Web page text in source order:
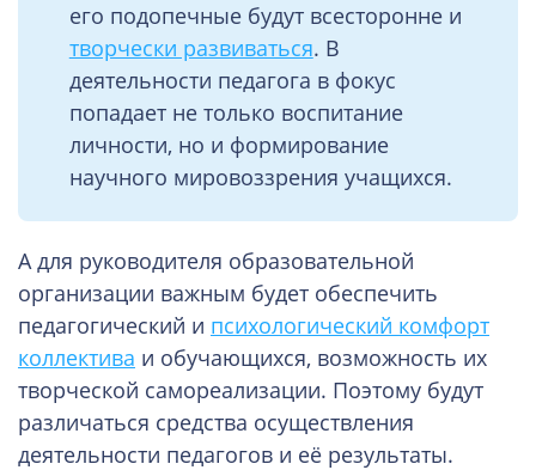
его подопечные будут всесторонне и
творчески развиваться. В
деятельности педагога в фокус
попадает не только воспитание
личности, но и формирование
научного мировоззрения учащихся.
А для руководителя образовательной
организации важным будет обеспечить
педагогический и психологический комфорт
коллектива и обучающихся, возможность их
творческой самореализации. Поэтому будут
различаться средства осуществления
деятельности педагогов и её результаты.